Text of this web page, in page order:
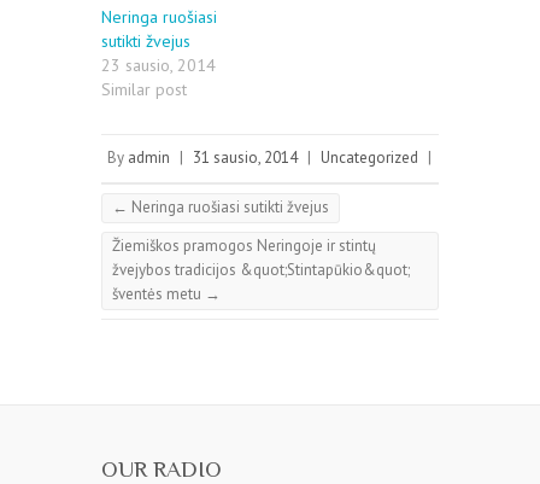
O
p
e
n
s
i
w
w
n
d
w
)
(
O
e
n
e
w
i
n
o
w
)
Neringa ruošiasi
sutikti žvejus
23 sausio, 2014
Similar post
By admin | 31 sausio, 2014 | Uncategorized |
← Neringa ruošiasi sutikti žvejus
Žiemiškos pramogos Neringoje ir stintų
žvejybos tradicijos &quot;Stintapūkio&quot;
šventės metu →
OUR RADIO